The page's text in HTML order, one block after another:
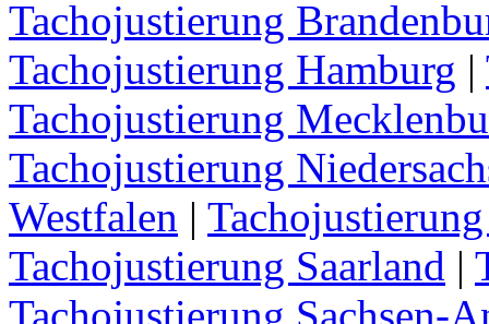
Tachojustierung
Tachojustierung Hamburg |
Tachojustierung
Tachojustierung
Westfalen |
Tachojustierung Saarland |
Tachojustierung Sachsen-